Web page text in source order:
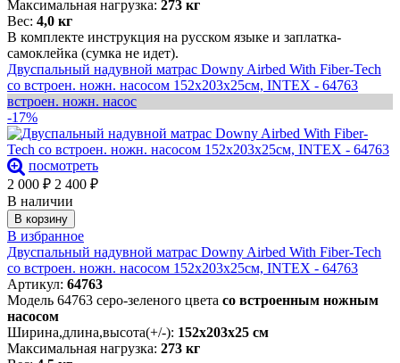
Максимальная нагрузка: 273 кг
Вес: 4,0 кг
В комплекте инструкция на русском языке и заплатка-
самоклейка (сумка не идет).
Двуспальный надувной матрас Downy Airbed With Fiber-Tech
со встроен. ножн. насосом 152х203х25см, INTEX - 64763
встроен. ножн. насос
-17%
посмотреть
2 000 ₽ 2 400 ₽
В наличии
В корзину
В избранное
Двуспальный надувной матрас Downy Airbed With Fiber-Tech
со встроен. ножн. насосом 152х203х25см, INTEX - 64763
Артикул: 64763
Модель 64763 серо-зеленого цвета со встроенным ножным
насосом
Ширина,длина,высота(+/-): 152х203х25 см
Максимальная нагрузка: 273 кг